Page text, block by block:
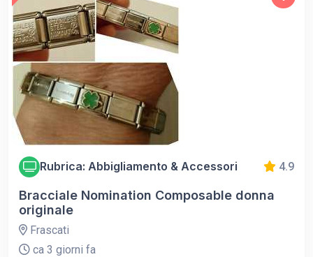
Rubrica: Abbigliamento & Accessori 4.9
Bracciale Nomination Composable donna
originale
Frascati
ca 3 giorni fa